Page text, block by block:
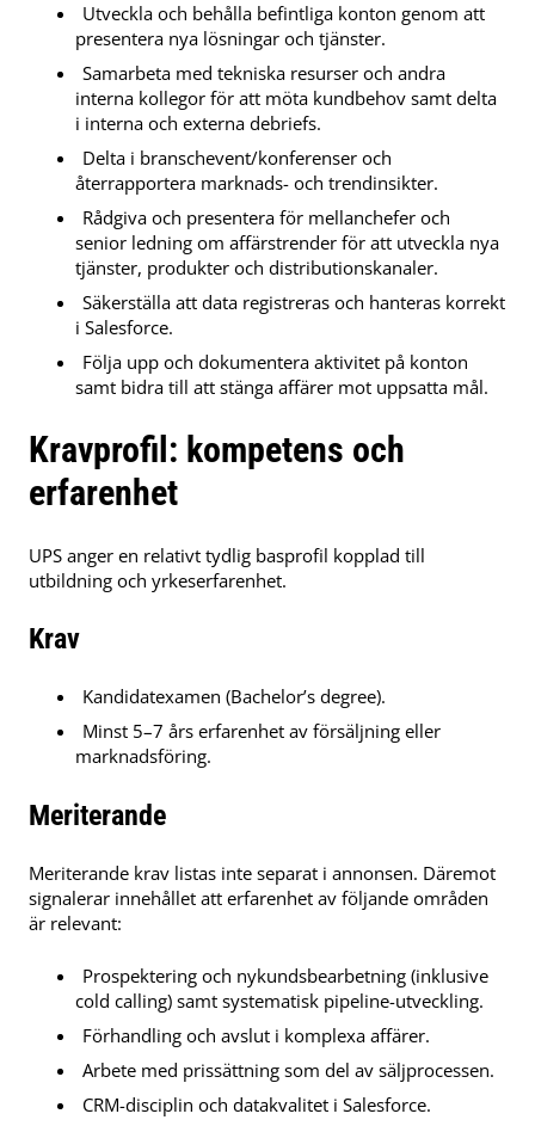
Utveckla och behålla befintliga konton genom att
presentera nya lösningar och tjänster.
Samarbeta med tekniska resurser och andra
interna kollegor för att möta kundbehov samt delta
i interna och externa debriefs.
Delta i branschevent/konferenser och
återrapportera marknads- och trendinsikter.
Rådgiva och presentera för mellanchefer och
senior ledning om affärstrender för att utveckla nya
tjänster, produkter och distributionskanaler.
Säkerställa att data registreras och hanteras korrekt
i Salesforce.
Följa upp och dokumentera aktivitet på konton
samt bidra till att stänga affärer mot uppsatta mål.
Kravprofil: kompetens och
erfarenhet
UPS anger en relativt tydlig basprofil kopplad till
utbildning och yrkeserfarenhet.
Krav
Kandidatexamen (Bachelor’s degree).
Minst 5–7 års erfarenhet av försäljning eller
marknadsföring.
Meriterande
Meriterande krav listas inte separat i annonsen. Däremot
signalerar innehållet att erfarenhet av följande områden
är relevant:
Prospektering och nykundsbearbetning (inklusive
cold calling) samt systematisk pipeline-utveckling.
Förhandling och avslut i komplexa affärer.
Arbete med prissättning som del av säljprocessen.
CRM-disciplin och datakvalitet i Salesforce.